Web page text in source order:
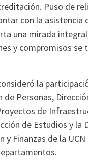
Puso de
con la asistencia
una mirada
y compromisos se
la
de Personas,
de
de Estudios y la
y Finanzas de la